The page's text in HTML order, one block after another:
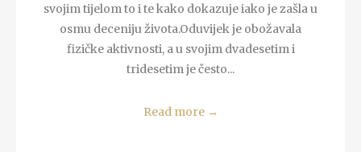
svojim tijelom to i te kako dokazuje iako je zašla u
osmu deceniju života.Oduvijek je obožavala
fizičke aktivnosti, a u svojim dvadesetim i
tridesetim je često...
Read more →